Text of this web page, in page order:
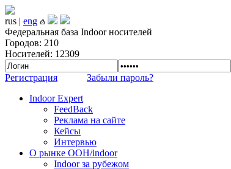
rus | eng
Федеральная база Indoor носителей
Городов: 210
Носителей: 12309
Регистрация
Забыли пароль?
Indoor Expert
FeedBack
Реклама на сайте
Кейсы
Интервью
О рынке OOH/indoor
Indoor за рубежом